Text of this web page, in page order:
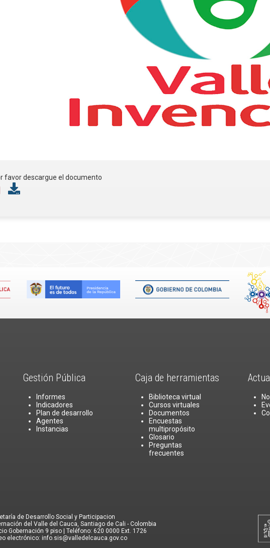
favor descargue el documento
Gestión Pública
Informes
Indicadores
Plan de desarrollo
Agentes
Instancias
Caja de herramientas
Biblioteca virtual
Cursos virtuales
Documentos
Encuestas
multipropósito
Glosario
Preguntas
frecuentes
de Desarrollo Social y Participacion
del Valle del Cauca, Santiago de Cali - Colombia
Gobernación 9 piso | Teléfono: 620 0000 Ext. 1726
electrónico: info.sis@valledelcauca.gov.co